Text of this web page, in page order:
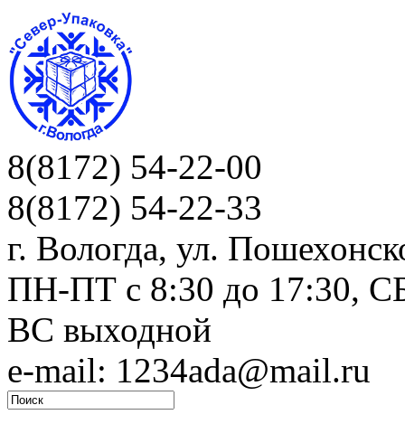
8(8172) 54-22-00
8(8172) 54-22-33
г. Вологда, ул.
ПН-ПТ c 8:30 до 17:30,
ВС выходной
e-mail: 1234ada@mail.ru